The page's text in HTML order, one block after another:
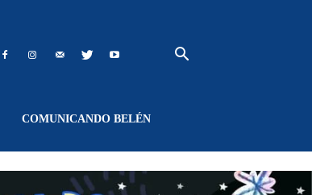
COMUNICANDO BELÉN